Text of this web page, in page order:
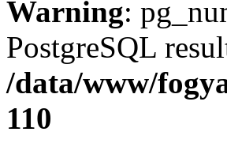
Warning:
PostgreSQL
/data/www/
110